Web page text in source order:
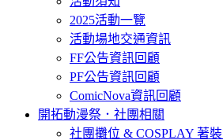
2025活動一覽
活動場地交通資訊
FF公告資訊回顧
PF公告資訊回顧
ComicNova資訊回顧
開拓動漫祭．社團相關
社團攤位 & COSPLAY 著